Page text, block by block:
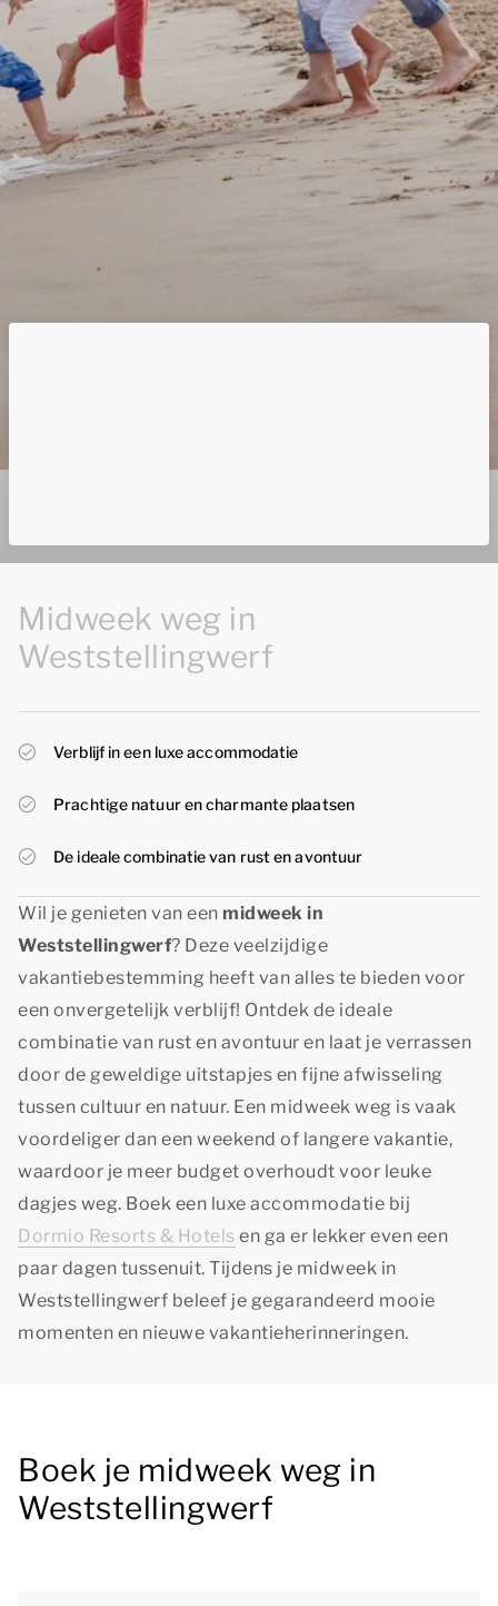
Midweek weg in
Weststellingwerf
Verblijf in een luxe accommodatie
Prachtige natuur en charmante plaatsen
De ideale combinatie van rust en avontuur
Wil je genieten van een midweek in
Weststellingwerf? Deze veelzijdige
vakantiebestemming heeft van alles te bieden voor
een onvergetelijk verblijf! Ontdek de ideale
combinatie van rust en avontuur en laat je verrassen
door de geweldige uitstapjes en fijne afwisseling
tussen cultuur en natuur. Een midweek weg is vaak
voordeliger dan een weekend of langere vakantie,
waardoor je meer budget overhoudt voor leuke
dagjes weg. Boek een luxe accommodatie bij
Dormio Resorts & Hotels en ga er lekker even een
paar dagen tussenuit. Tijdens je midweek in
Weststellingwerf beleef je gegarandeerd mooie
momenten en nieuwe vakantieherinneringen.
Boek je midweek weg in
Weststellingwerf